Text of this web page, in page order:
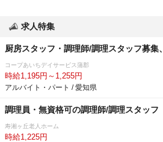
求人特集
厨房スタッフ・調理師/調理スタッフ募集
コープあいちデイサービス蒲郡
時給1,195円～1,255円
アルバイト・パート / 愛知県
調理員・無資格可の調理師/調理スタッフ
寿湘ヶ丘老人ホーム
時給1,225円